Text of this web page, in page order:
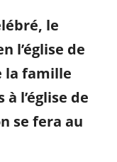
le
l’église de
la famille
l’église de
se fera au